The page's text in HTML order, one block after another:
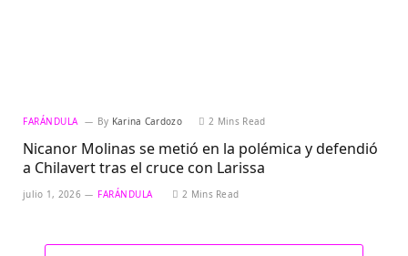
FARÁNDULA By Karina Cardozo 2 Mins Read
Nicanor Molinas se metió en la polémica y defendió
a Chilavert tras el cruce con Larissa
julio 1, 2026 FARÁNDULA 2 Mins Read